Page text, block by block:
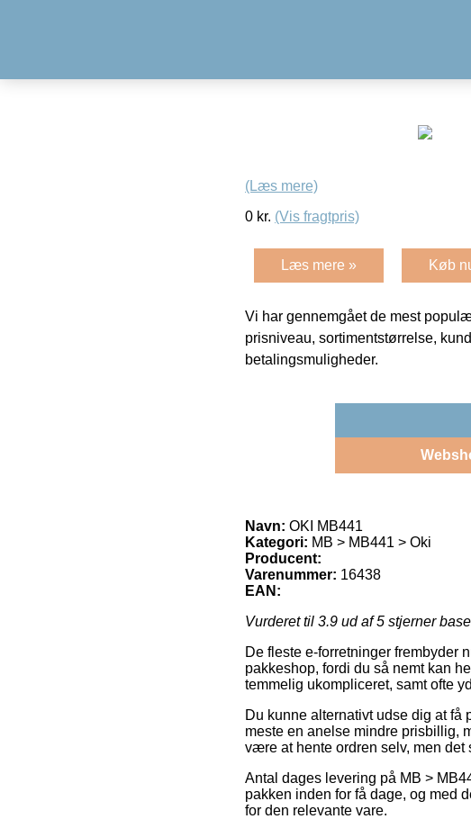
(Læs mere)
0 kr. (Vis fragtpris)
Læs mere » Køb
Vi har gennemgået de mest
prisniveau, sortimentstørrelse,
betalingsmuligheder.
Navn: OKI MB441
Kategori: MB > MB441 > Oki
Producent:
Varenummer: 16438
EAN:
Vurderet til 3.9 ud af 5 stjerner
De fleste e-forretninger frembyder
pakkeshop, fordi du så nemt kan
temmelig ukompliceret, samt ofte
Du kunne alternativt udse dig at få
meste en anelse mindre prisbillig,
være at hente ordren selv, men det
Antal dages levering på MB >
pakken inden for få dage, og med
for den relevante vare.